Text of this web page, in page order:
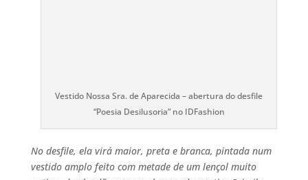
Vestido Nossa Sra. de Aparecida – abertura do desfile
“Poesia Desilusoria” no IDFashion
No desfile, ela virá maior, preta e branca, pintada num
vestido amplo feito com metade de um lençol muito